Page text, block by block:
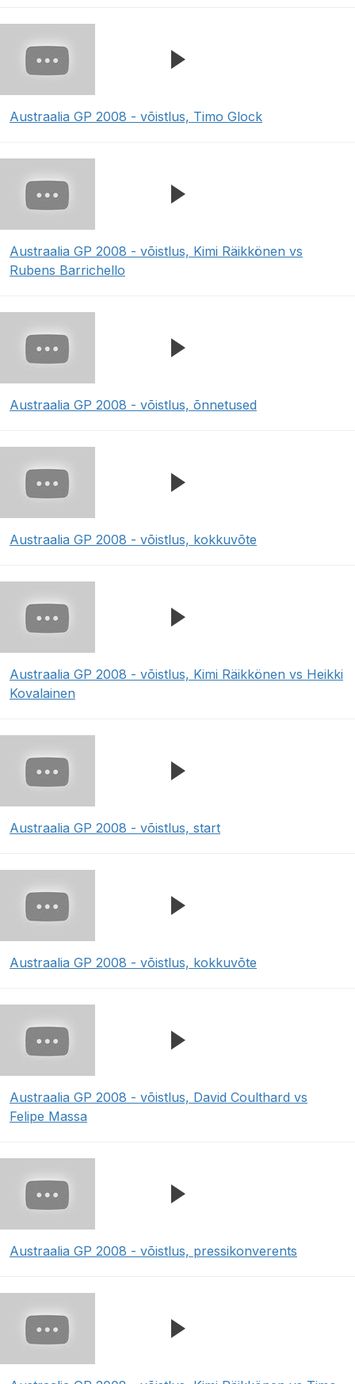
Austraalia GP 2008 - võistlus, Timo Glock
Austraalia GP 2008 - võistlus, Kimi Räikkönen vs
Rubens Barrichello
Austraalia GP 2008 - võistlus, õnnetused
Austraalia GP 2008 - võistlus, kokkuvõte
Austraalia GP 2008 - võistlus, Kimi Räikkönen vs Heikki
Kovalainen
Austraalia GP 2008 - võistlus, start
Austraalia GP 2008 - võistlus, kokkuvõte
Austraalia GP 2008 - võistlus, David Coulthard vs
Felipe Massa
Austraalia GP 2008 - võistlus, pressikonverents